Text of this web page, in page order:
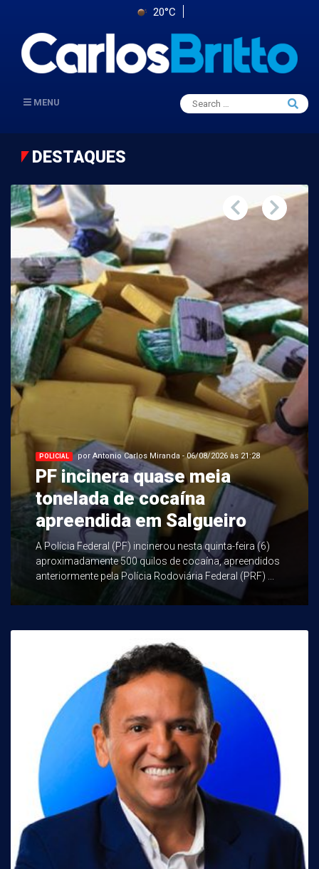
20°C
MENU
Search
for:
Search
DESTAQUES
POLICIAL por Antonio Carlos Miranda - 06/08/2026 às 21:28
PF incinera quase meia
tonelada de cocaína
apreendida em Salgueiro
A Polícia Federal (PF) incinerou nesta quinta-feira (6)
aproximadamente 500 quilos de cocaína, apreendidos
anteriormente pela Polícia Rodoviária Federal (PRF) ...